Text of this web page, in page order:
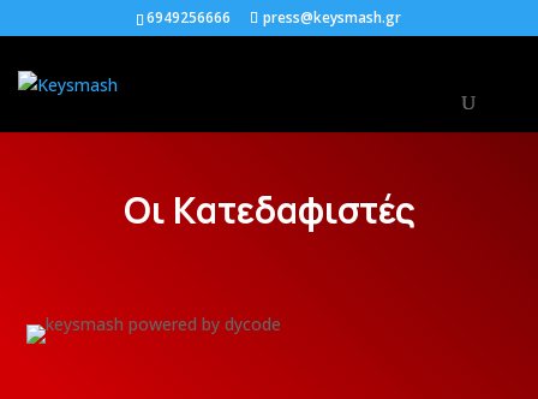
6949256666 press@keysmash.gr
Οι Κατεδαφιστές